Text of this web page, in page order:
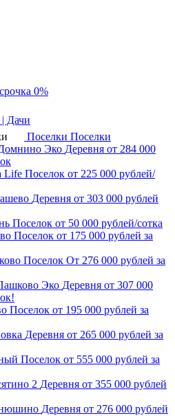
0%
Дачи
Поселки Поселки
Эко Деревня от 284 000
Life Поселок от 225 000 рублей/
Деревня от 303 000 рублей
Поселок от 50 000 рублей/сотка
Поселок от 175 000 рублей за
Поселок От 276 000 рублей за
Эко Деревня от 307 000
Поселок от 195 000 рублей за
Деревня от 265 000 рублей за
Поселок от 555 000 рублей за
2 Деревня от 355 000 рублей
Деревня от 276 000 рублей